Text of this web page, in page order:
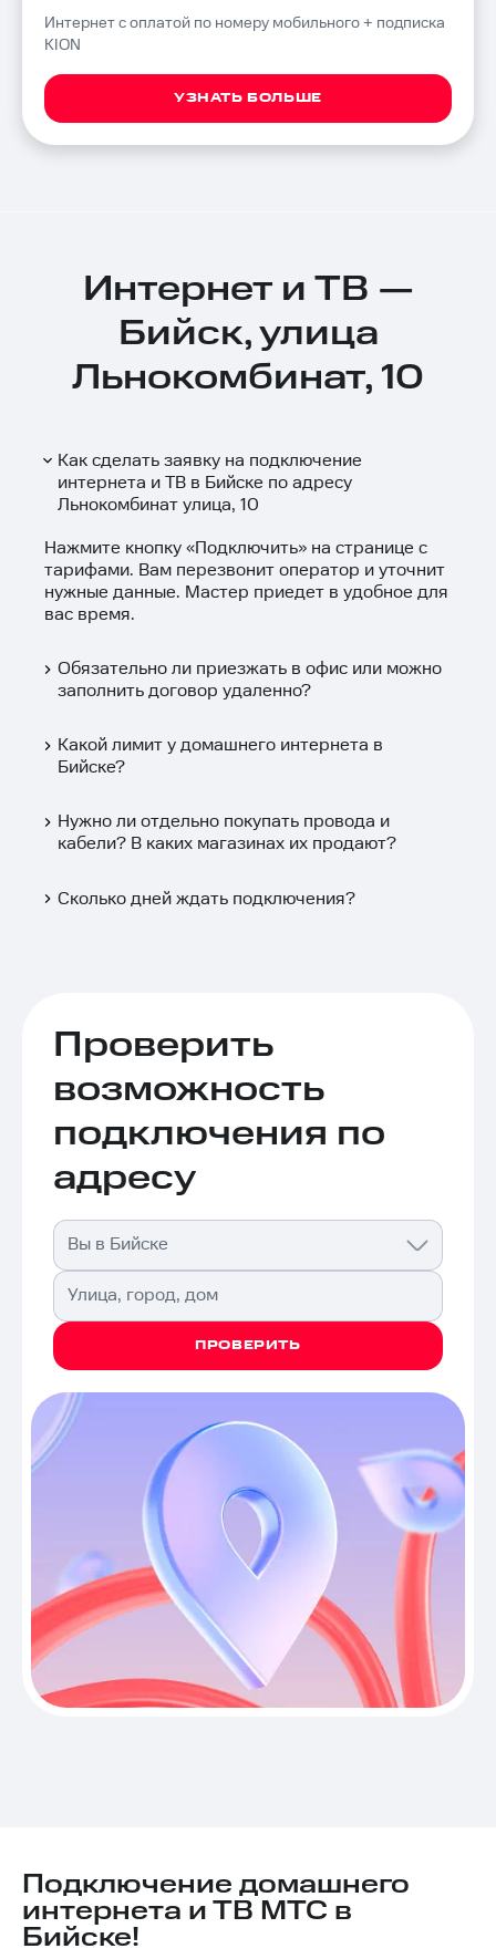
Интернет с оплатой по номеру мобильного + подписка
KION
УЗНАТЬ БОЛЬШЕ
Интернет и ТВ —
Бийск, улица
Льнокомбинат, 10
Как сделать заявку на подключение
интернета и ТВ в Бийске по адресу
Льнокомбинат улица, 10
Нажмите кнопку «Подключить» на странице с
тарифами. Вам перезвонит оператор и уточнит
нужные данные. Мастер приедет в удобное для
вас время.
Обязательно ли приезжать в офис или можно
заполнить договор удаленно?
Какой лимит у домашнего интернета в
Бийске?
Нужно ли отдельно покупать провода и
кабели? В каких магазинах их продают?
Сколько дней ждать подключения?
Проверить
возможность
подключения по
адресу
Вы в Бийске
Улица, город, дом
ПРОВЕРИТЬ
Подключение домашнего
интернета и ТВ МТС в
Бийске!